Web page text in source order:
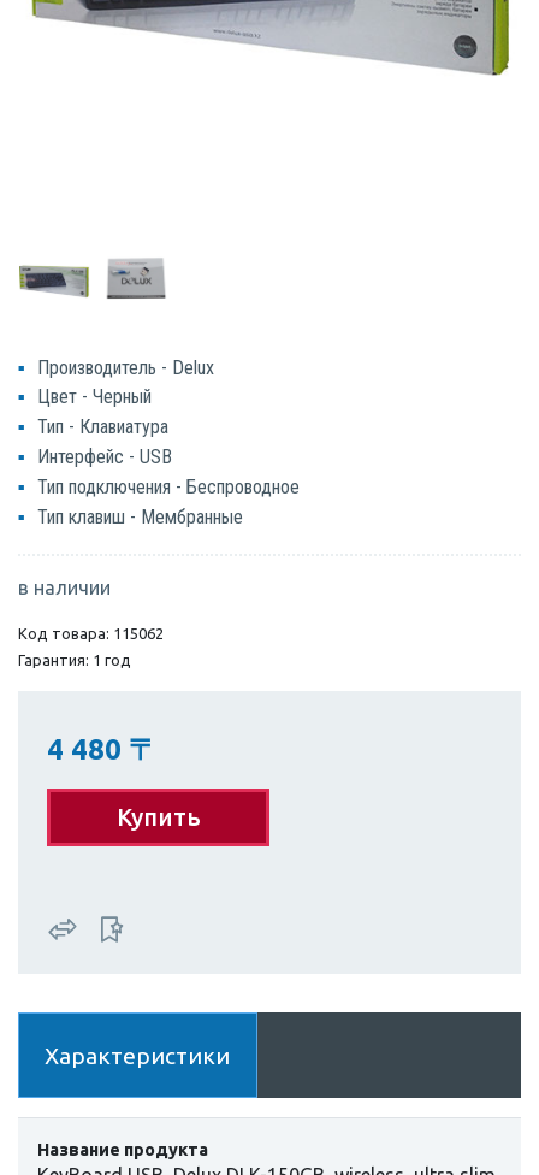
Производитель - Delux
Цвет - Черный
Тип - Клавиатура
Интерфейс - USB
Тип подключения - Беспроводное
Тип клавиш - Мембранные
в наличии
Код товара: 115062
Гарантия: 1 год
4 480 〒
Купить
Характеристики
Название продукта